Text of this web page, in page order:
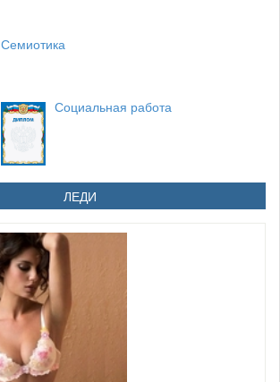
Семиотика
Социальная работа
ЛЕДИ